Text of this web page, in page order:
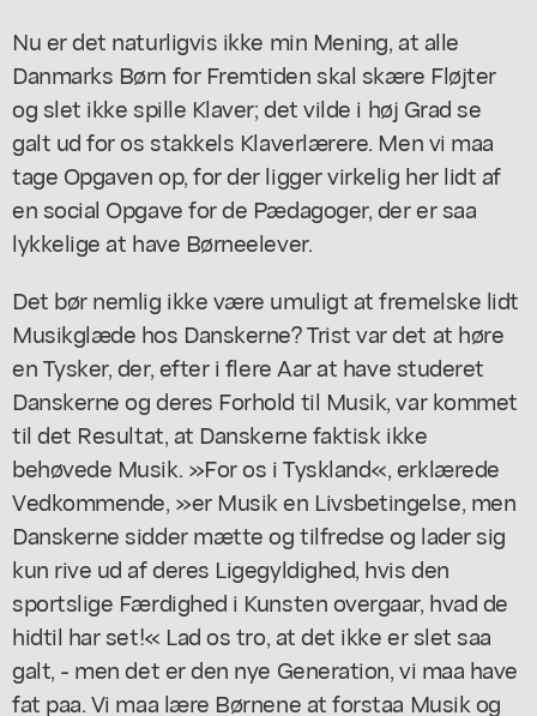
Nu er det naturligvis ikke min Mening, at alle
Danmarks Børn for Fremtiden skal skære Fløjter
og slet ikke spille Klaver; det vilde i høj Grad se
galt ud for os stakkels Klaverlærere. Men vi maa
tage Opgaven op, for der ligger virkelig her lidt af
en social Opgave for de Pædagoger, der er saa
lykkelige at have Børneelever.
Det bør nemlig ikke være umuligt at fremelske lidt
Musikglæde hos Danskerne? Trist var det at høre
en Tysker, der, efter i flere Aar at have studeret
Danskerne og deres Forhold til Musik, var kommet
til det Resultat, at Danskerne faktisk ikke
behøvede Musik. »For os i Tyskland«, erklærede
Vedkommende, »er Musik en Livsbetingelse, men
Danskerne sidder mætte og tilfredse og lader sig
kun rive ud af deres Ligegyldighed, hvis den
sportslige Færdighed i Kunsten overgaar, hvad de
hidtil har set!« Lad os tro, at det ikke er slet saa
galt, - men det er den nye Generation, vi maa have
fat paa. Vi maa lære Børnene at forstaa Musik og